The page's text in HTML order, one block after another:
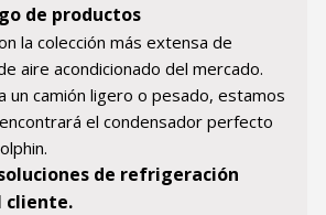
de productos
la colección más extensa de
aire acondicionado del mercado.
un camión ligero o pesado, estamos
el condensador perfecto
de refrigeración
cliente.